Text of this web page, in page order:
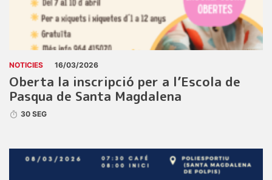
NOTICIES 16/03/2026
Oberta la inscripció per a l’Escola de
Pasqua de Santa Magdalena
30 SEG